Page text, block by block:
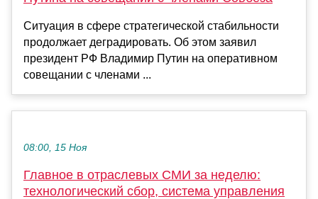
Ситуация в сфере стратегической стабильности
продолжает деградировать. Об этом заявил
президент РФ Владимир Путин на оперативном
совещании с членами ...
08:00, 15 Ноя
Главное в отраслевых СМИ за неделю:
технологический сбор, система управления